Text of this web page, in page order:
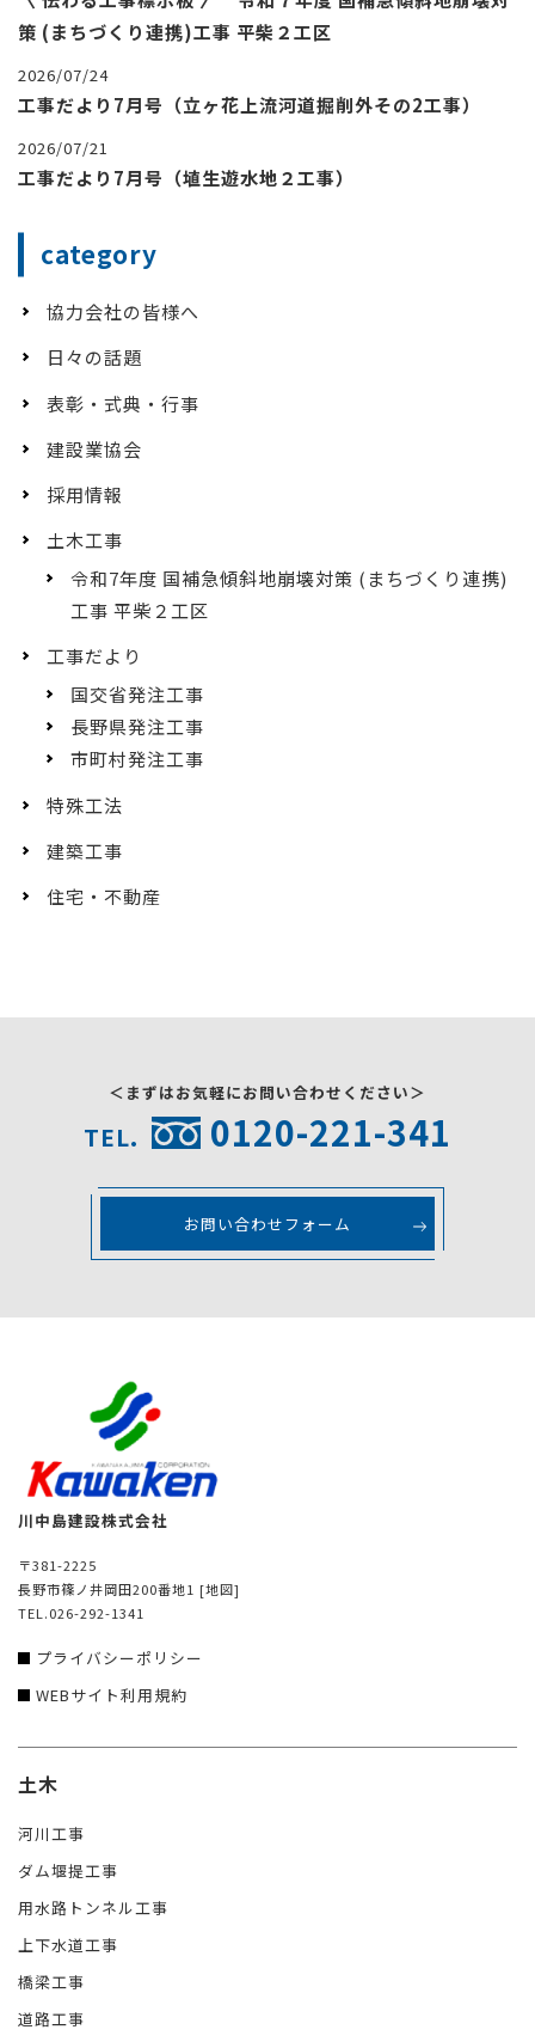
策 (まちづくり連携)工事 平柴２工区
2026/07/24
工事だより7月号（立ヶ花上流河道掘削外その2工事）
2026/07/21
工事だより7月号（埴生遊水地２工事）
category
協力会社の皆様へ
日々の話題
表彰・式典・行事
建設業協会
採用情報
土木工事
令和7年度 国補急傾斜地崩壊対策 (まちづくり連携)
工事 平柴２工区
工事だより
国交省発注工事
長野県発注工事
市町村発注工事
特殊工法
建築工事
住宅・不動産
＜まずはお気軽にお問い合わせください＞
TEL. 0120-221-341
お問い合わせフォーム
川中島建設株式会社
〒381-2225
長野市篠ノ井岡田200番地1 [地図]
TEL.026-292-1341
プライバシーポリシー
WEBサイト利用規約
土木
河川工事
ダム堰提工事
用水路トンネル工事
上下水道工事
橋梁工事
道路工事